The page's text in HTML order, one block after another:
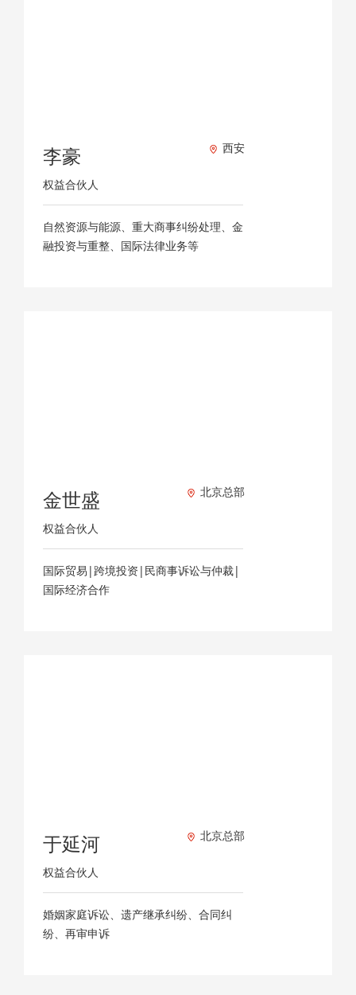
李豪
权益合伙人
西安
自然资源与能源、重大商事纠纷处理、金
融投资与重整、国际法律业务等
金世盛
权益合伙人
北京总部
国际贸易|跨境投资|民商事诉讼与仲裁|
国际经济合作
于延河
权益合伙人
北京总部
婚姻家庭诉讼、遗产继承纠纷、合同纠
纷、再审申诉